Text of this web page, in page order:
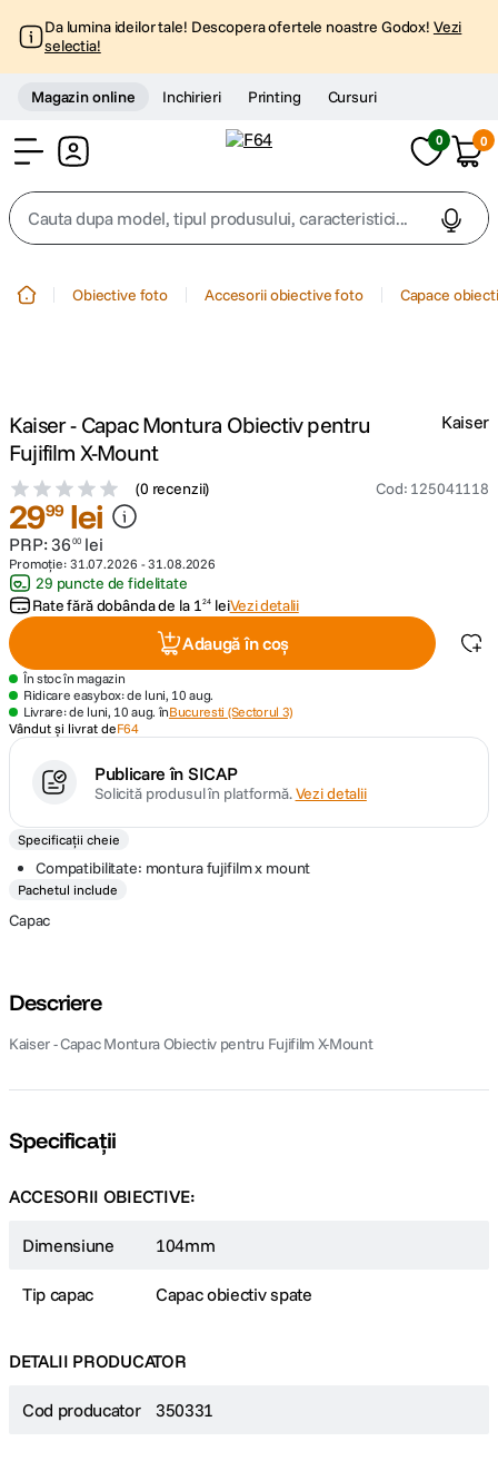
Da lumina ideilor tale! Descopera ofertele noastre Godox! Vezi
selectia!
Magazin online Inchirieri Printing Cursuri
0 0
Cauta dupa model, tipul produsului, caracteristici...
trepied telefon
4. peak design
5. canon sx740 hs
6. lavaliera
8. card memorie
Obiective foto Accesorii obiective foto Capace
Kaiser - Capac Montura Obiectiv pentru
Fujifilm X-Mount
(0 recenzii) Cod: 125041118
Kaiser
2999 lei
PRP:36 00 lei
Promoție: 31.07.2026 -31.08.2026
29 puncte de fidelitate
Rate fără dobânda de la 124 leiVezi detalii
Adaugă în coș
În stoc în magazin
Ridicare easybox: de luni, 10 aug.
Livrare: de luni, 10 aug. înBucuresti (Sectorul 3)
Vândut și livrat deF64
Publicare în SICAP
Solicită produsul în platformă.Vezi detalii
Specificații cheie
Compatibilitate: montura fujifilm x mount
Pachetul include
Capac
Descriere
Kaiser - Capac Montura Obiectiv pentru Fujifilm X-Mount
Specificații
ACCESORII OBIECTIVE:
Dimensiune 104mm
Tip capac Capac obiectiv spate
DETALII PRODUCATOR
Cod producator 350331